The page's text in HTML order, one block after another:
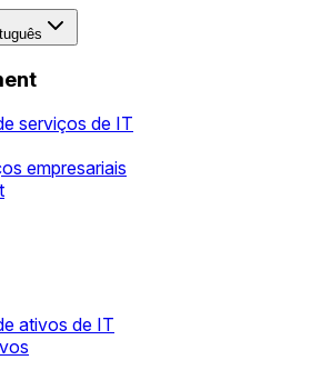
serviços de IT
empresariais
ativos de IT